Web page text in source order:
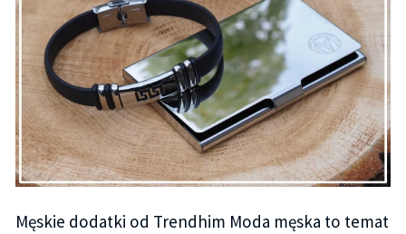
Męskie dodatki od Trendhim Moda męska to temat